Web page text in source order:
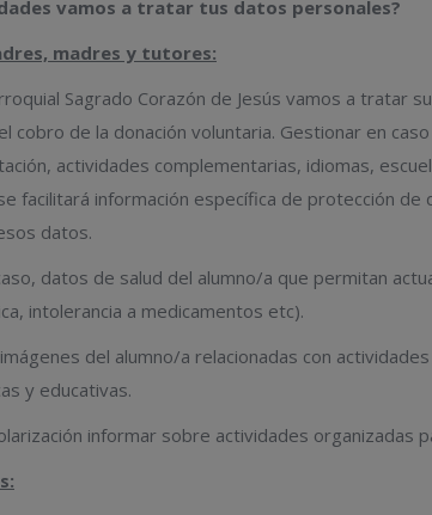
vamos a tratar tus datos personales?
madres y tutores:
Sagrado Corazón de Jesús vamos a tratar
cobro de la donación voluntaria. Gestionar en
actividades complementarias, idiomas,
facilitará información específica de protección
datos.
datos de salud del alumno/a que permitan
intolerancia a medicamentos etc).
del alumno/a relacionadas con
y educativas.
informar sobre actividades organizadas